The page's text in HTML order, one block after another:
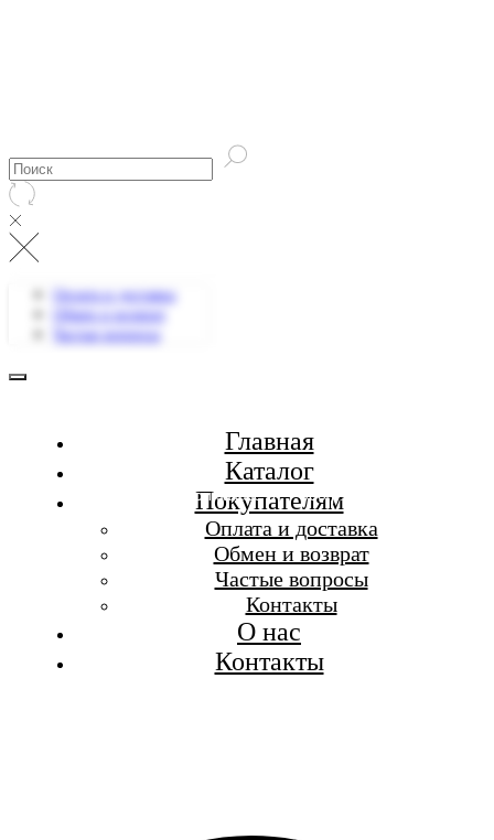
Бесплатная доставка при заказе от 7 000 р.
Оплата и доставка
Обмен и возврат
Частые вопросы
Главная
Каталог
Покупателям
Оплата и доставка
Обмен и возврат
Частые вопросы
Контакты
О нас
Контакты